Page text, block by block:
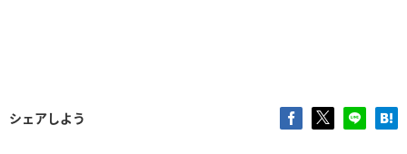
シェアしよう